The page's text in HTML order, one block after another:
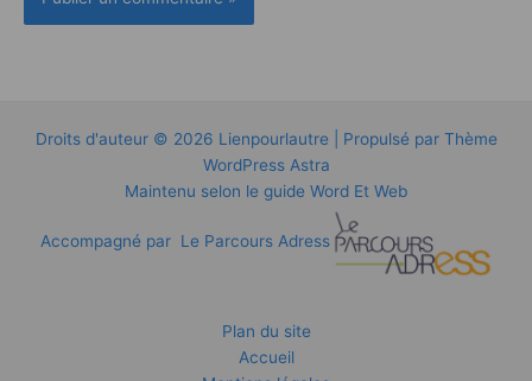
Droits d'auteur © 2026 Lienpourlautre | Propulsé par Thème
WordPress Astra
Maintenu selon le guide Word Et Web
Accompagné par Le Parcours Adress
Plan du site
Accueil